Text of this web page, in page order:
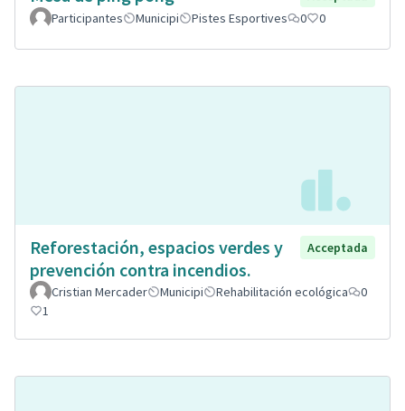
Participantes
Municipi Pistes Esportives 0 0
Reforestación, espacios verdes y
prevención contra incendios.
Acceptada
Cristian Mercader Municipi Rehabilitación ecológica
0
1